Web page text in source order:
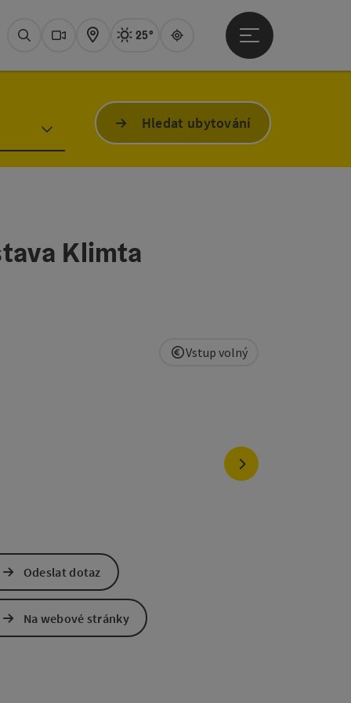
HledatWebovéMapa Aktuální počasíAttersee,
25°
Guide
Otevřít hlavní
Hledat ubytování
Klimta
nächstes Element
Vstup volný
Odeslat dotaz
Na webové stránky